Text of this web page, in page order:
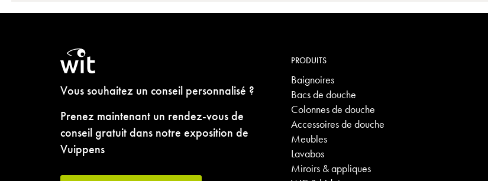
Vous souhaitez un conseil personnalisé ?
Prenez maintenant un rendez-vous de
conseil gratuit dans notre exposition de
Vuippens
PRODUITS
Baignoires
Bacs de douche
Colonnes de douche
Accessoires de douche
Meubles
Lavabos
Miroirs & appliques